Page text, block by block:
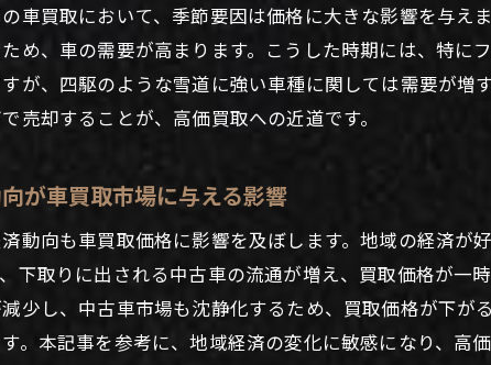
土浦市の中古車需要が注目を
土浦市の中古車市場の現状
地域特有の生活スタイル
中古車需要増加の背景とそ
土浦市における中古車市場
車買取の流れを解説土浦市での
売却前に知っておくべき
車買取において、季節要因は価格に大きな影響を与
め、車の需要が高まります。こうした時期には、特に
が、四駆のような雪道に強い車種に関しては需要が
売却することが、高価買取への近道です。
が車買取市場に与える影響
動向も車買取価格に影響を及ぼします。地域の経済
下取りに出される中古車の流通が増え、買取価格が
少し、中古車市場も沈静化するため、買取価格が下
。本記事を参考に、地域経済の変化に敏感になり、高